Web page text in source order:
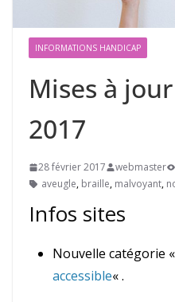
INFORMATIONS HANDICAP
Mises à
2017
28 février 2017 webmaster
aveugle, braille, malvoyant,
Infos sites
Nouvelle catégorie «
accessible« .